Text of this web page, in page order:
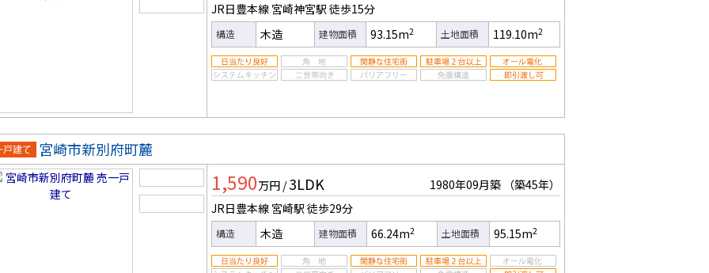
JR日豊本線 宮崎神宮駅 徒歩15分
構造 木造 建物面積 93.15m2 土地面積 119.10m2
戸建
宮崎市新別府町麓
1,590万円 / 3LDK 1980年09月築
（築45年）
JR日豊本線 宮崎駅 徒歩29分
構造 木造 建物面積 66.24m2 土地面積 95.15m2